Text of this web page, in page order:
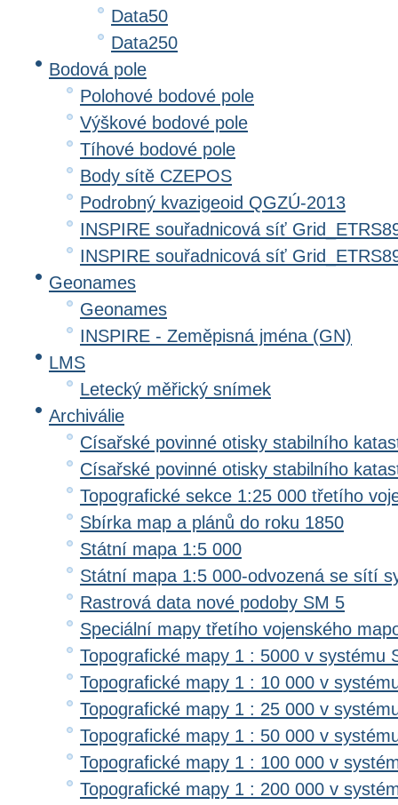
Data50
Data250
Bodová pole
Polohové bodové pole
Výškové bodové pole
Tíhové bodové pole
Body sítě CZEPOS
Podrobný kvazigeoid QGZÚ-2013
INSPIRE souřadnicová síť
INSPIRE souřadnicová síť
Geonames
Geonames
INSPIRE - Zeměpisná jména (GN)
LMS
Letecký měřický snímek
Archiválie
Císařské povinné otisky stabilního
Císařské povinné otisky stabilního
Topografické sekce 1:25 000 třetího
Sbírka map a plánů do roku 1850
Státní mapa 1:5 000
Státní mapa 1:5 000-odvozená se sítí
Rastrová data nové podoby SM 5
Speciální mapy třetího vojenského
Topografické mapy 1 : 5000 v systému
Topografické mapy 1 : 10 000 v
Topografické mapy 1 : 25 000 v
Topografické mapy 1 : 50 000 v
Topografické mapy 1 : 100 000 v
Topografické mapy 1 : 200 000 v